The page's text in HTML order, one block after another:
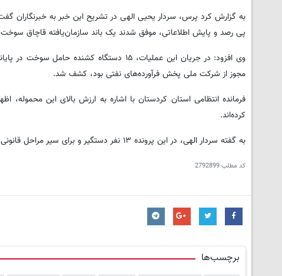
به گزارش کرد پرس، سردار یحیی الهی در تشریح این خبر به خبرنگاران
پی رصد و پایش اطلاعاتی، موفق شدند یک باند سازمان‌یافته قاچاق
مجوز از شرکت ملی پخش فرآورده‌های نفتی بود، کشف شد.
کرده‌اند.
به گفته سردار الهی، در این پرونده ۱۳ نفر دستگیر و برای سیر مراحل قانونی تحویل مراجع قضایی شدند.
کد مطلب2792899
برچسب‌ها